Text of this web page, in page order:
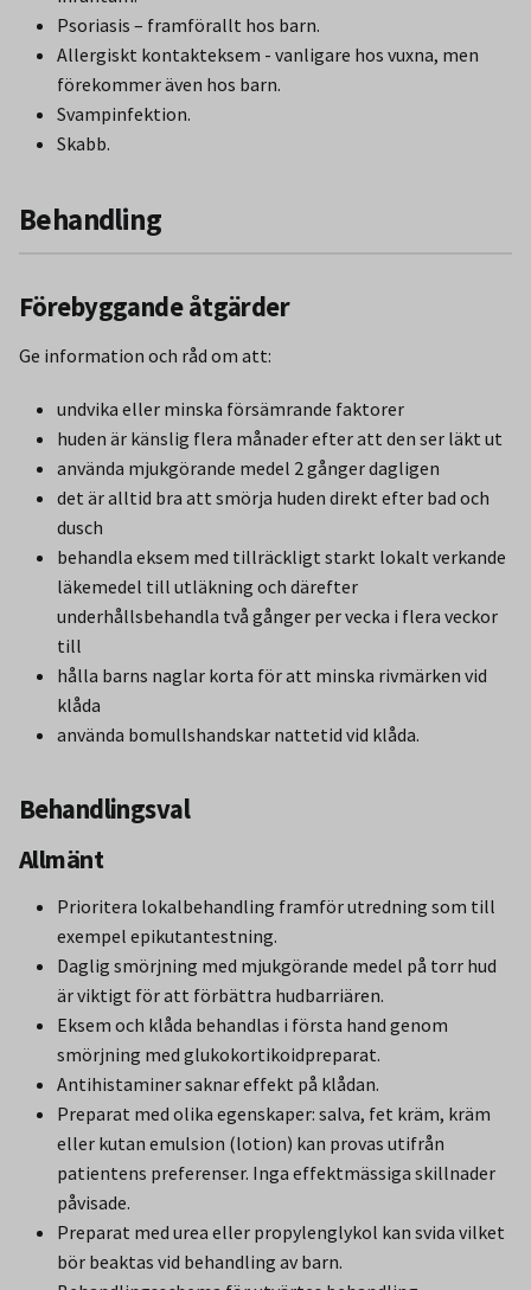
Psoriasis – framförallt hos barn.
Allergiskt kontakteksem - vanligare hos vuxna, men
förekommer även hos barn.
Svampinfektion.
Skabb.
Behandling
Förebyggande åtgärder
Ge information och råd om att:
undvika eller minska försämrande faktorer
huden är känslig flera månader efter att den ser läkt ut
använda mjukgörande medel 2 gånger dagligen
det är alltid bra att smörja huden direkt efter bad och
dusch
behandla eksem med tillräckligt starkt lokalt verkande
läkemedel till utläkning och därefter
underhållsbehandla två gånger per vecka i flera veckor
till
hålla barns naglar korta för att minska rivmärken vid
klåda
använda bomullshandskar nattetid vid klåda.
Behandlingsval
Allmänt
Prioritera lokalbehandling framför utredning som till
exempel epikutantestning.
Daglig smörjning med mjukgörande medel på torr hud
är viktigt för att förbättra hudbarriären.
Eksem och klåda behandlas i första hand genom
smörjning med glukokortikoidpreparat.
Antihistaminer saknar effekt på klådan.
Preparat med olika egenskaper: salva, fet kräm, kräm
eller kutan emulsion (lotion) kan provas utifrån
patientens preferenser. Inga effektmässiga skillnader
påvisade.
Preparat med urea eller propylenglykol kan svida vilket
bör beaktas vid behandling av barn.